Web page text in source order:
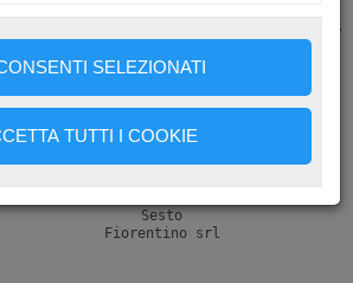
Socio Sanitari
Prenotazioni
Contatti
ORARIO SOCIETÀ
08.30 –
Poliambulatorio
Sesto
Fiorentino srl
SELEZIONATI
TUTTI I COOKIE